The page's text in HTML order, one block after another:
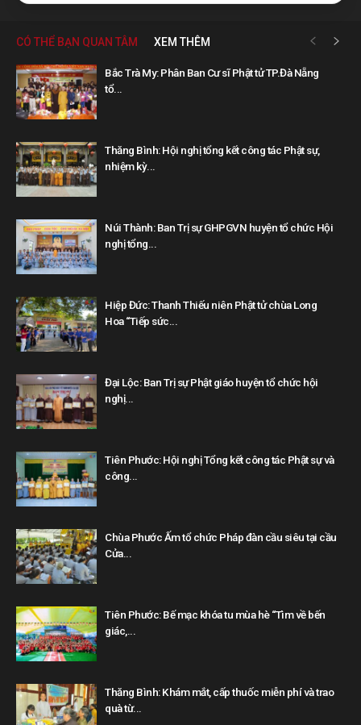
CÓ THỂ BẠN QUAN TÂM XEM THÊM
Bắc Trà My: Phân Ban Cư sĩ Phật tử TP.Đà Nẵng
tổ...
Thăng Bình: Hội nghị tổng kết công tác Phật sự,
nhiệm kỳ...
Núi Thành: Ban Trị sự GHPGVN huyện tổ chức Hội
nghị tổng...
Hiệp Đức: Thanh Thiếu niên Phật tử chùa Long
Hoa “Tiếp sức...
Đại Lộc: Ban Trị sự Phật giáo huyện tổ chức hội
nghị...
Tiên Phước: Hội nghị Tổng kết công tác Phật sự và
công...
Chùa Phước Ấm tổ chức Pháp đàn cầu siêu tại cầu
Cửa...
Tiên Phước: Bế mạc khóa tu mùa hè “Tìm về bến
giác,...
Thăng Bình: Khám mắt, cấp thuốc miễn phí và trao
quà từ...